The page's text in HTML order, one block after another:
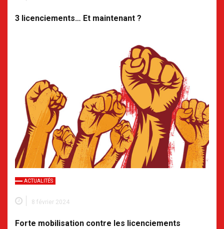
3 licenciements… Et maintenant ?
ACTUALITÉS
8 février 2024
Forte mobilisation contre les licenciements